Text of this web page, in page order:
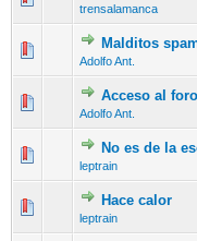
trensalamanca
Malditos
Adolfo Ant.
Acceso al foro
Adolfo Ant.
No es de la
leptrain
Hace calor
leptrain